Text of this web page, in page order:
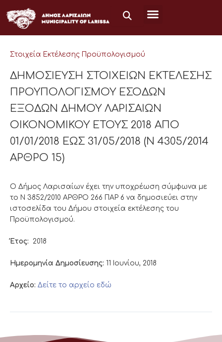
στο
περιεχόμενο
Στοιχεία Εκτέλεσης Προϋπολογισμού
ΔΗΜΟΣΙΕΥΣΗ ΣΤΟΙΧΕΙΩΝ ΕΚΤΕΛΕΣΗΣ
ΠΡΟΥΠΟΛΟΓΙΣΜΟΥ ΕΣΟΔΩΝ
ΕΞΟΔΩΝ ΔΗΜΟΥ ΛΑΡΙΣΑΙΩΝ
ΟΙΚΟΝΟΜΙΚΟΥ ΕΤΟΥΣ 2018 ΑΠΟ
01/01/2018 ΕΩΣ 31/05/2018 (Ν 4305/2014
ΑΡΘΡΟ 15)
Ο Δήμος Λαρισαίων έχει την υποχρέωση σύμφωνα με
το Ν 3852/2010 ΑΡΘΡΟ 266 ΠΑΡ 6 να δημοσιεύει στην
ιστοσελίδα του Δήμου στοιχεία εκτέλεσης του
Προϋπολογισμού.
Έτος: 2018
Ημερομηνία Δημοσίευσης: 11 Ιουνίου, 2018
Αρχείο: Δείτε το αρχείο εδώ